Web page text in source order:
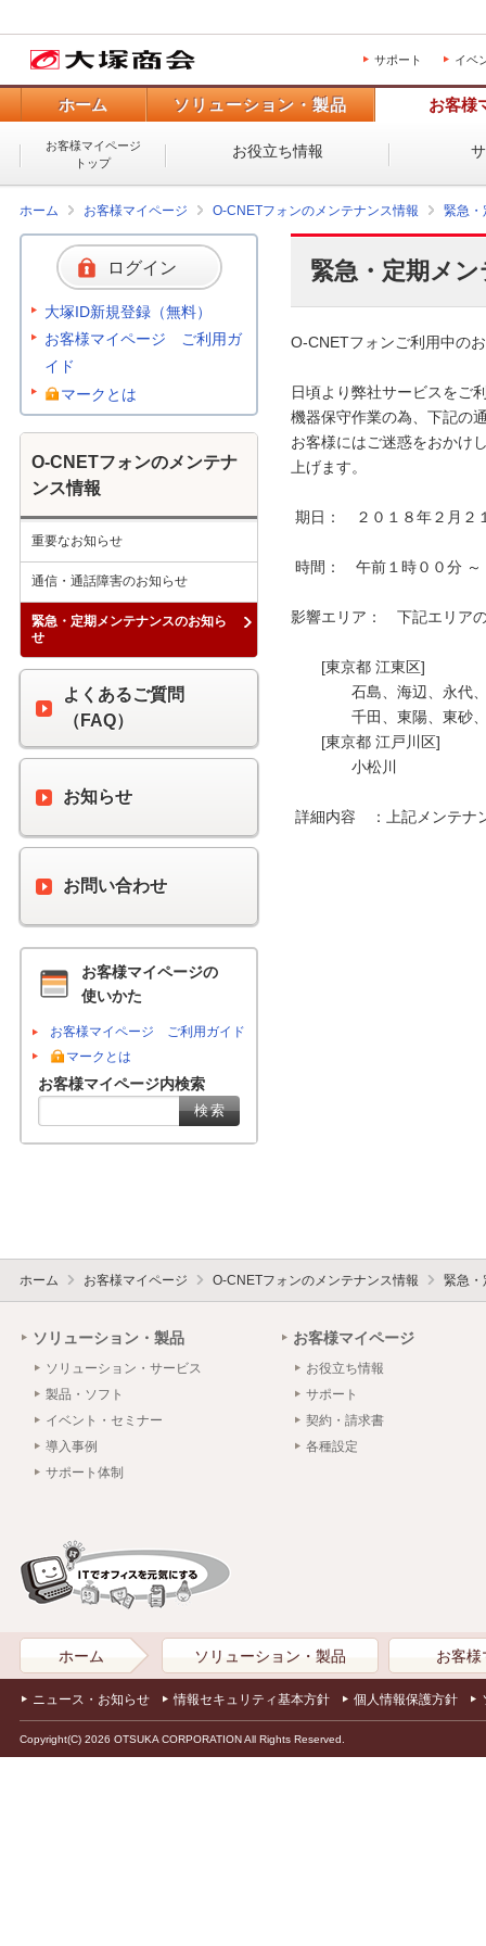
サポート イベ
ホーム ソリューション・製品 お客様
お客様マイページ
トップ
お役立ち情報
ホーム お客様マイページ O-CNETフォンのメンテナンス情報 緊急・
緊急・定期メ
O-CNETフォンご利用中の
日頃より弊社サービスをご
機器保守作業の為、下記の
お客様にはご迷惑をおかけ
上げます。
影響エリア：　下記エリ
[東京都 江東区]
石島、海辺、永代、枝
千田、東陽、東砂、
[東京都 江戸川区]
小松川
ログイン
大塚ID新規登録（無料）
お客様マイページ ご利用ガ
イド
マークとは
O-CNETフォンのメンテナ
ンス情報
重要なお知らせ
通信・通話障害のお知らせ
緊急・定期メンテナンスのお知ら
せ
よくあるご質問
（FAQ）
お知らせ
お問い合わせ
お客様マイページの
使いかた
お客様マイページ ご利用ガイド
マークとは
お客様マイページ内検索
ホーム お客様マイページ O-CNETフォンのメンテナンス情報 緊急・
ソリューション・製品
ソリューション・サービス
製品・ソフト
イベント・セミナー
導入事例
サポート体制
お客様マイページ
お役立ち情報
サポート
契約・請求書
各種設定
ホーム ソリューション・製品 お客様
ニュース・お知らせ 情報セキュリティ基本方針 個人情報保護方針
Copyright(C) 2026 OTSUKA CORPORATION All Rights Reserved.